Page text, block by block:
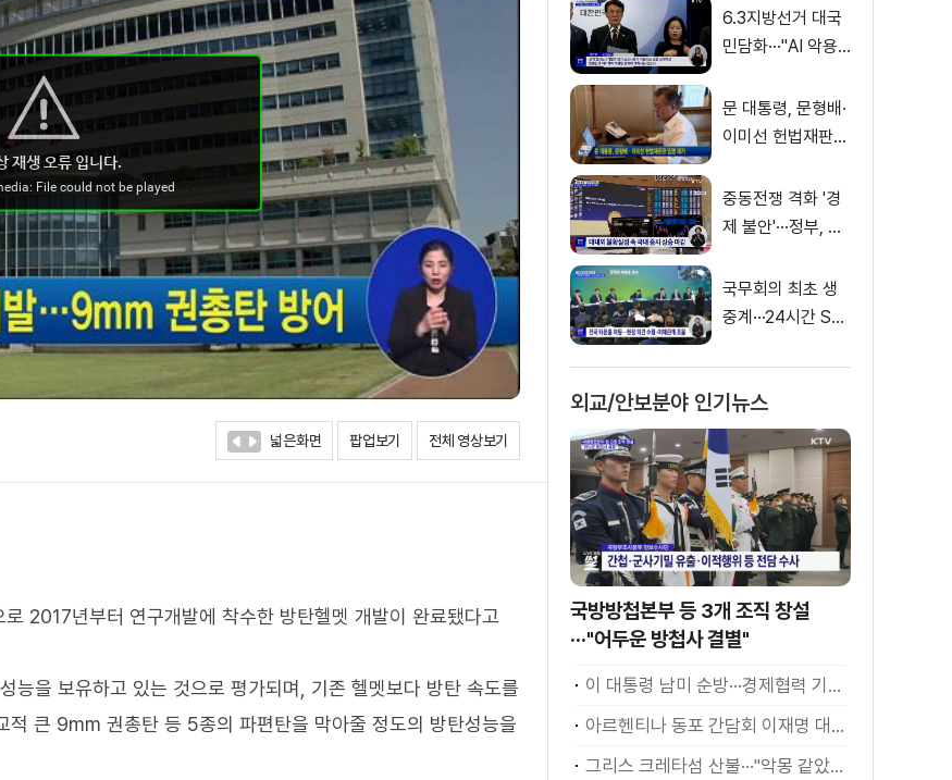
넓은화면 팝업보기 전체 영상보기
2017년부터 연구개발에 착수한 방탄헬멧 개발이 완료됐다고
능을 보유하고 있는 것으로 평가되며, 기존 헬멧보다 방탄 속도를
큰 9mm 권총탄 등 5종의 파편탄을 막아줄 정도의 방탄성능을
6.3지방선거 대국
민담화···"AI 악용
문 대통령, 문형배·
이미선 헌법재판관
중동전쟁 격화 '경
제 불안'···정부, 금
소화
국무회의 최초 생
중계···24시간 SN
외교/안보분야 인기뉴스
국방방첩본부 등 3개 조직 창설
···"어두운 방첩사 결별"
이 대통령 남미 순방···경제협력 기대 성과는?
아르헨티나 동포 간담회 이재명 대통령 모두발언
그리스 크레타섬 산불···"악몽 같았다" [월드 투데이]